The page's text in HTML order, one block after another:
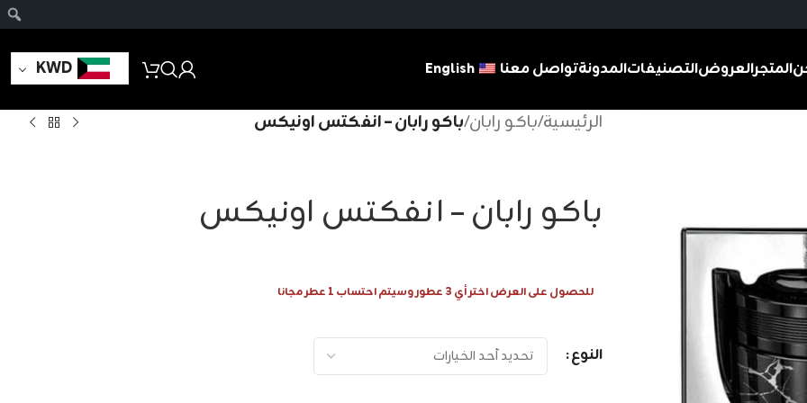
المتجرالعروضالتصنيفاتالمدونةتواصل معنا English
KWD
الرئيسية/باكو رابان/باكو رابان – انفكتس اونيكس
باكو رابان – انفكتس اونيكس
للحصول على العرض اختر أي 3 عطور وسيتم احتساب 1 عطر مجانا
النوع